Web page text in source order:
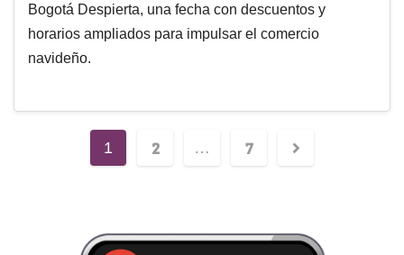
Bogotá Despierta, una fecha con descuentos y
horarios ampliados para impulsar el comercio
navideño.
1 2 … 7